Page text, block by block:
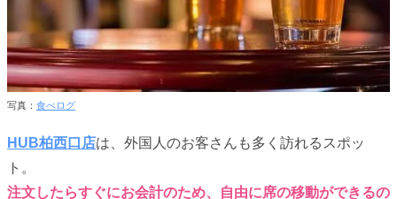
写真： 食べログ
HUB柏西口店は、外国人のお客さんも多く訪れるスポッ
ト。
注文したらすぐにお会計のため、自由に席の移動ができるの